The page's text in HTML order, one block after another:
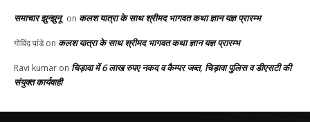
समाचार झुन्झुनू on कलश यात्रा के साथ श्रीमद भागवत कथा ज्ञान यज्ञ प्रारम्भ
गोविंद पांडेon कलश यात्रा के साथ श्रीमद भागवत कथा ज्ञान यज्ञ प्रारम्भ
Ravi kumar on चिड़ावा में 6 लाख रुपए नकद व कैम्पर जब्त, चिड़ावा पुलिस व डीएसटी की
संयुक्त कार्यवाही